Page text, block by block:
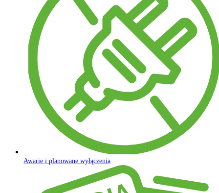
Awarie i planowane wyłączenia